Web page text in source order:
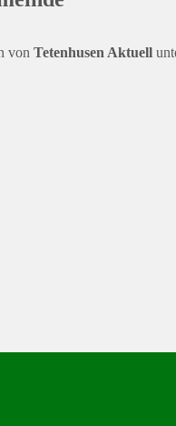
von Tetenhusen Aktuell